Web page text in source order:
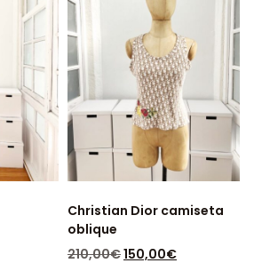
Christian Dior camiseta
oblique
210,00€150,00€